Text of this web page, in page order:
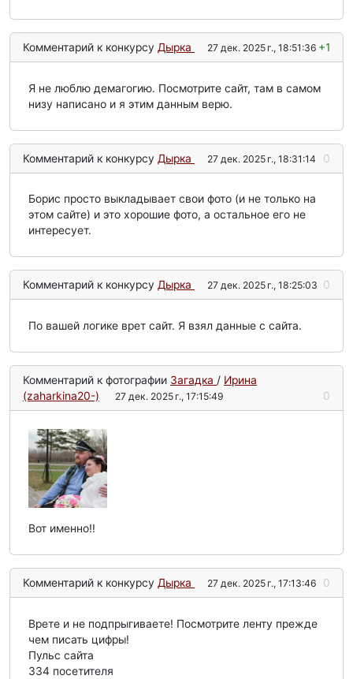
Комментарий к конкурсу Дырка 27 дек. 2025 г., 18:51:36 +1
Я не люблю демагогию. Посмотрите сайт, там в самом
низу написано и я этим данным верю.
Комментарий к конкурсу Дырка 27 дек. 2025 г., 18:31:14 0
Борис просто выкладывает свои фото (и не только на
этом сайте) и это хорошие фото, а остальное его не
интересует.
Комментарий к конкурсу Дырка 27 дек. 2025 г., 18:25:03 0
По вашей логике врет сайт. Я взял данные с сайта.
Комментарий к фотографии Загадка / Ирина
(zaharkina20-)
27 дек. 2025 г., 17:15:49 0
Вот именно!!
Комментарий к конкурсу Дырка 27 дек. 2025 г., 17:13:46 0
Врете и не подпрыгиваете! Посмотрите ленту прежде
чем писать цифры!
Пульс сайта
334 посетителя